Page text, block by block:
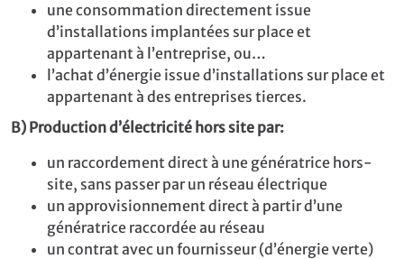
une consommation directement issue
d’installations implantées sur place et
appartenant à l’entreprise, ou…
l’achat d’énergie issue d’installations sur place et
appartenant à des entreprises tierces.
B) Production d’électricité hors site par:
un raccordement direct à une génératrice hors-
site, sans passer par un réseau électrique
un approvisionnement direct à partir d’une
génératrice raccordée au réseau
un contrat avec un fournisseur (d’énergie verte)